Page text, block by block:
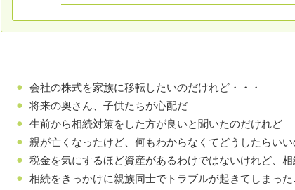
会社の株式を家族に移転したいのだけれど・・・
将来の奥さん、子供たちが心配だ
生前から相続対策をした方が良いと聞いたのだけれど
親が亡くなったけど、何もわからなくてどうしたらい
税金を気にするほど資産があるわけではないけれど、
相続をきっかけに親族同士でトラブルが起きてしまっ